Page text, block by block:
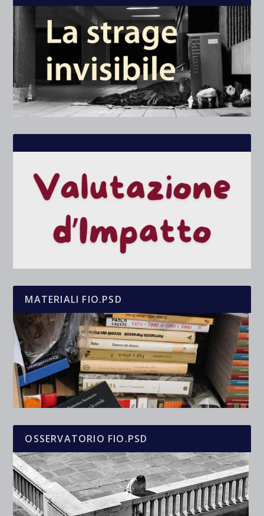
MATERIALI FIO.PSD
OSSERVATORIO FIO.PSD